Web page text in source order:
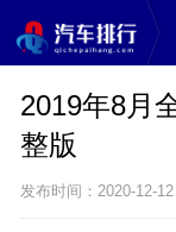
2019年8月
整版
发布时间：2020-12-